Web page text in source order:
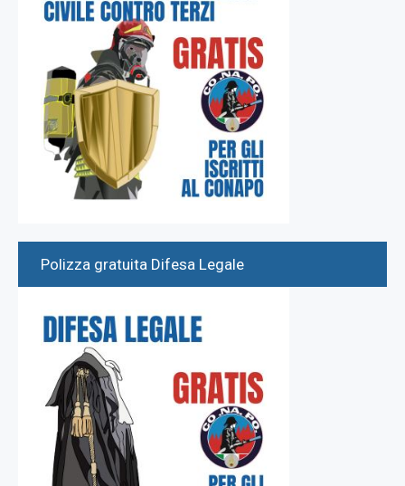
Polizza gratuita Difesa Legale